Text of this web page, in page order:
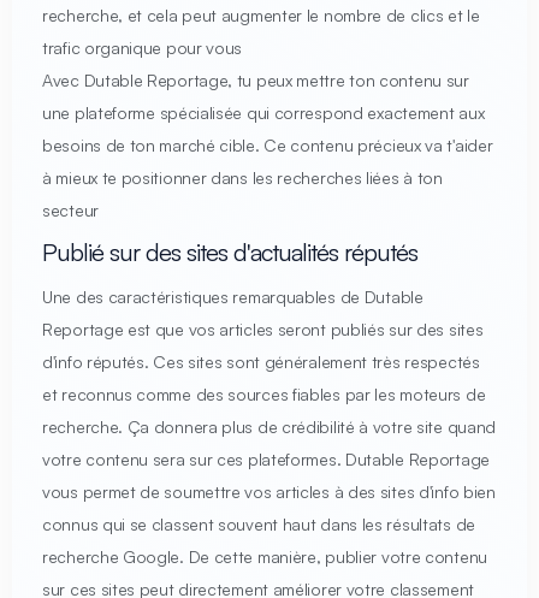
recherche, et cela peut augmenter le nombre de clics et le
trafic organique pour vous
Avec Dutable Reportage, tu peux mettre ton contenu sur
une plateforme spécialisée qui correspond exactement aux
besoins de ton marché cible. Ce contenu précieux va t'aider
à mieux te positionner dans les recherches liées à ton
secteur
Publié sur des sites d'actualités réputés
Une des caractéristiques remarquables de Dutable
Reportage est que vos articles seront publiés sur des sites
d'info réputés. Ces sites sont généralement très respectés
et reconnus comme des sources fiables par les moteurs de
recherche. Ça donnera plus de crédibilité à votre site quand
votre contenu sera sur ces plateformes. Dutable Reportage
vous permet de soumettre vos articles à des sites d'info bien
connus qui se classent souvent haut dans les résultats de
recherche Google. De cette manière, publier votre contenu
sur ces sites peut directement améliorer votre classement